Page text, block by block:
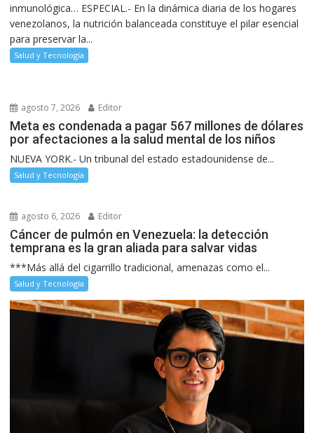
inmunológica… ESPECIAL.- En la dinámica diaria de los hogares
venezolanos, la nutrición balanceada constituye el pilar esencial
para preservar la...
Salud y Tecnología
agosto 7, 2026 Editor
Meta es condenada a pagar 567 millones de dólares
por afectaciones a la salud mental de los niños
NUEVA YORK.- Un tribunal del estado estadounidense de...
Salud y Tecnología
agosto 6, 2026 Editor
Cáncer de pulmón en Venezuela: la detección
temprana es la gran aliada para salvar vidas
***Más allá del cigarrillo tradicional, amenazas como el...
Salud y Tecnología